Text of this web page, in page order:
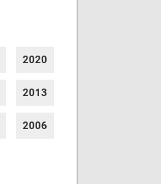
2020
2013
2006